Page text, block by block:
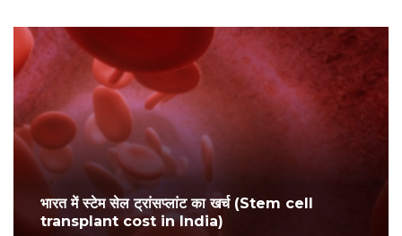
भारत में स्टेम सेल ट्रांसप्लांट का खर्च (Stem cell
transplant cost in India)